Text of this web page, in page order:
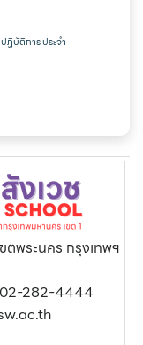
ฏิบัติการ ประจำ
ตพระนคร กรุงเทพฯ
02-282-4444